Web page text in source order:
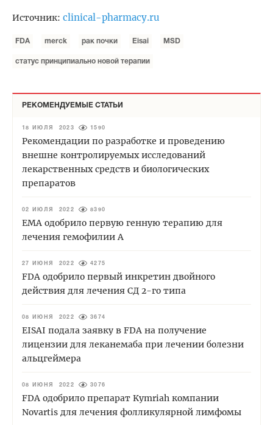
Источник: clinical-pharmacy.ru
FDA merck рак почки Eisai MSD
статус принципиально новой терапии
РЕКОМЕНДУЕМЫЕ СТАТЬИ
18 ИЮЛЯ 2023 1590
Рекомендации по разработке и проведению
внешне контролируемых исследований
лекарственных средств и биологических
препаратов
02 ИЮЛЯ 2022 8390
EMA одобрило первую генную терапию для
лечения гемофилии А
27 ИЮНЯ 2022 4275
FDA одобрило первый инкретин двойного
действия для лечения СД 2-го типа
08 ИЮНЯ 2022 3674
EISAI подала заявку в FDA на получение
лицензии для леканемаба при лечении болезни
альцгеймера
08 ИЮНЯ 2022 3076
FDA одобрило препарат Kymriah компании
Novartis для лечения фолликулярной лимфомы